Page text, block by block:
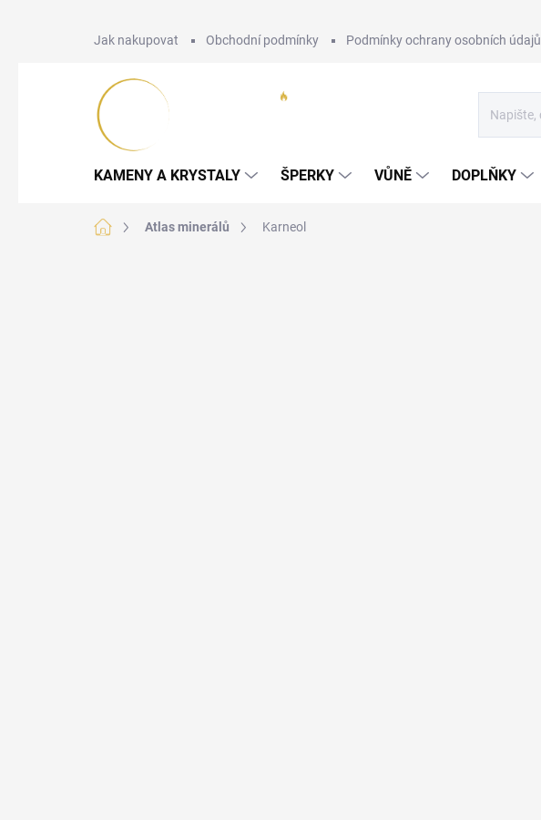
Jak nakupovat Obchodní podmínky Podmínky ochrany osobních údajů
KAMENY A KRYSTALY ŠPERKY VŮNĚ DOPLŇKY
Domů Atlas minerálů Karneol